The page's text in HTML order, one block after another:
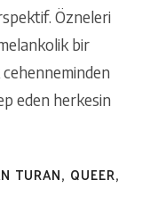
Özneleri
bir
eden herkesin
TURAN, QUEER,